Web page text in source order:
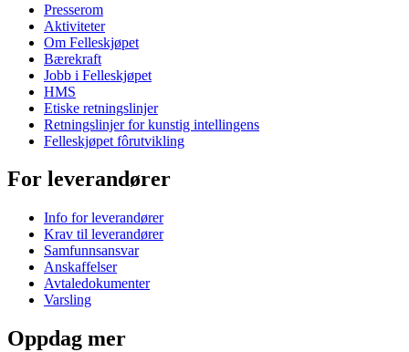
Presserom
Aktiviteter
Om Felleskjøpet
Bærekraft
Jobb i Felleskjøpet
HMS
Etiske retningslinjer
Retningslinjer for kunstig intellingens
Felleskjøpet fôrutvikling
For leverandører
Info for leverandører
Krav til leverandører
Samfunnsansvar
Anskaffelser
Avtaledokumenter
Varsling
Oppdag mer